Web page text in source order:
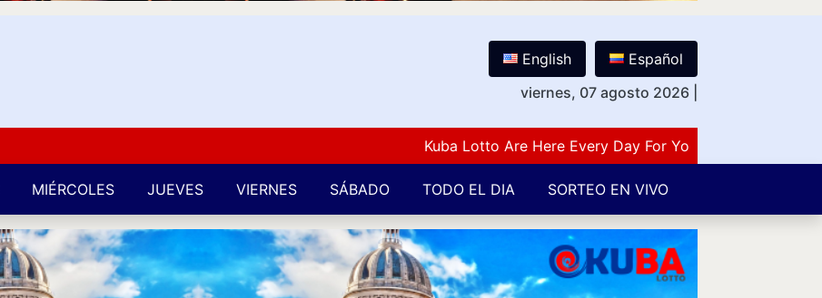
English
Español
viernes, 07 agosto 2026
Kuba Lotto Are Here Every Day For You Lovers Of Number
MIÉRCOLES JUEVES VIERNES SÁBADO TODO EL DIA SORTEO EN VIVO